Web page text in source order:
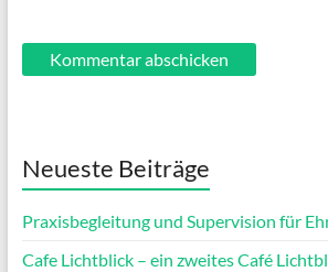
Neueste Beiträge
Praxisbegleitung und Supervision für
Cafe Lichtblick – ein zweites Café